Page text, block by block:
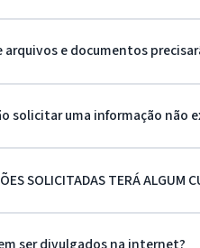
e documentos
solicitar uma informação não
SOLICITADAS TERÁ ALGUM